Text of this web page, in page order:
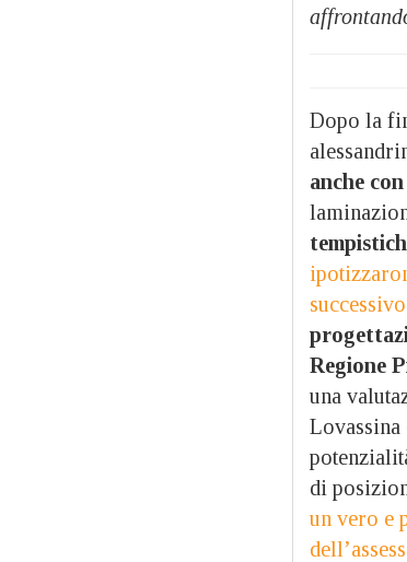
Dopo la
anche
successivo
Regione
una
di
un vero e